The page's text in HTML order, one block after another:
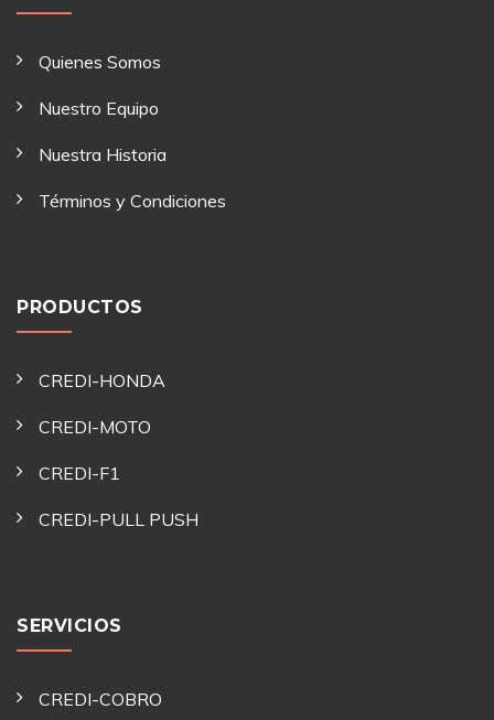
Quienes Somos
Nuestro Equipo
Nuestra Historia
Términos y Condiciones
PRODUCTOS
CREDI-HONDA
CREDI-MOTO
CREDI-F1
CREDI-PULL PUSH
SERVICIOS
CREDI-COBRO